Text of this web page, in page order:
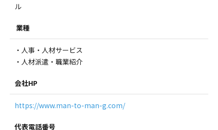
ル
業種
・人事・人材サービス
・人材派遣・職業紹介
会社HP
https://www.man-to-man-g.com/
代表電話番号